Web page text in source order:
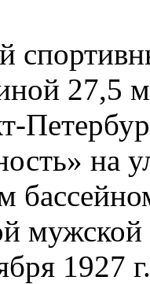
27,5
на
1927 г.